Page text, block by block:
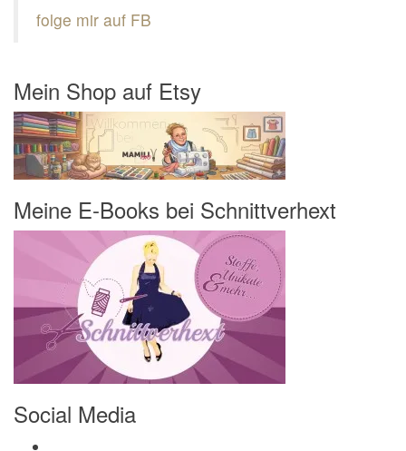
folge mir auf FB
Mein Shop auf Etsy
Meine E-Books bei Schnittverhext
Social Media